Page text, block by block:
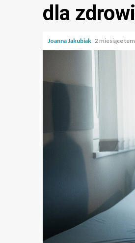
dla
Joanna Jakubiak 2 miesiące